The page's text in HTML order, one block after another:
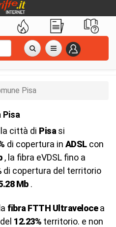
Pisa
città di Pisa si
di copertura in ADSLcon
, la fibra eVDSL fino a
di copertura del territorio
Mb.
fibra FTTH Ultravelocea
12.23% territorio. e non